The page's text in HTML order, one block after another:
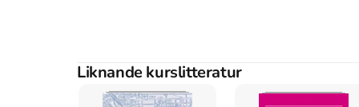
Liknande kurslitteratur